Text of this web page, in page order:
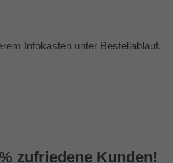
Infokasten unter Bestellablauf.
zufriedene Kunden!